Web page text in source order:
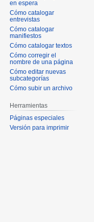
en espera
Cómo catalogar
entrevistas
Cómo catalogar
manifiestos
Cómo catalogar textos
Cómo corregir el
nombre de una página
Cómo editar nuevas
subcategorías
Cómo subir un archivo
Herramientas
Páginas especiales
Versión para imprimir